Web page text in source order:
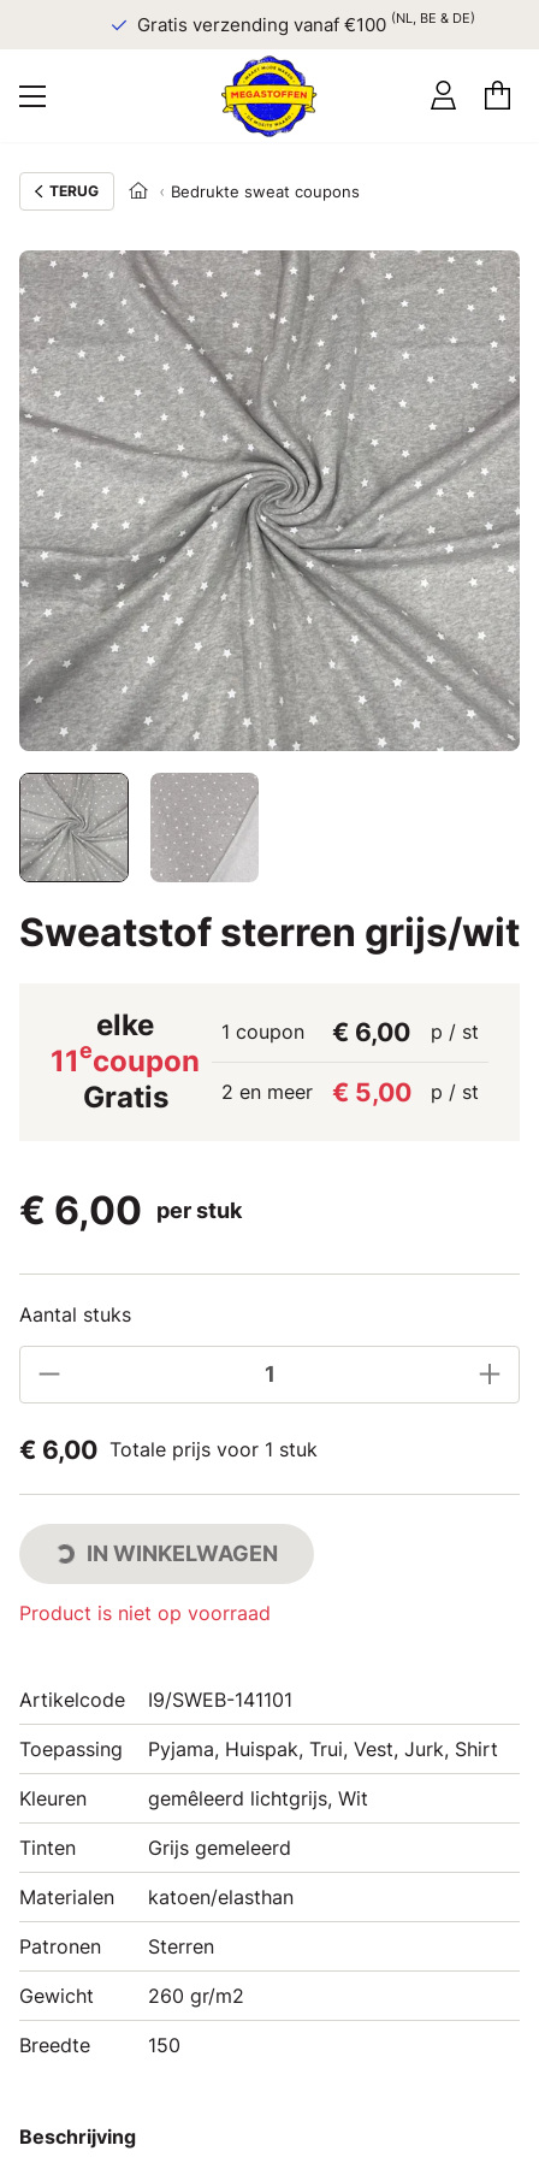
Gratis verzending vanaf €100(NL, BE & DE)
TERUG Bedrukte sweat coupons
Sweatstof sterren grijs/wit
elke
11ecoupon
Gratis
1 coupon € 6,00 p / st
2 en meer € 5,00 p / st
€ 6,00 per stuk
Aantal stuks
€ 6,00 Totale prijs voor 1 stuk
IN WINKELWAGEN
Product is niet op voorraad
Artikelcode I9/SWEB-141101
Toepassing Pyjama, Huispak, Trui, Vest, Jurk, Shirt
Kleuren gemêleerd lichtgrijs, Wit
Tinten Grijs gemeleerd
Materialen katoen/elasthan
Patronen Sterren
Gewicht 260 gr/m2
Breedte 150
Beschrijving